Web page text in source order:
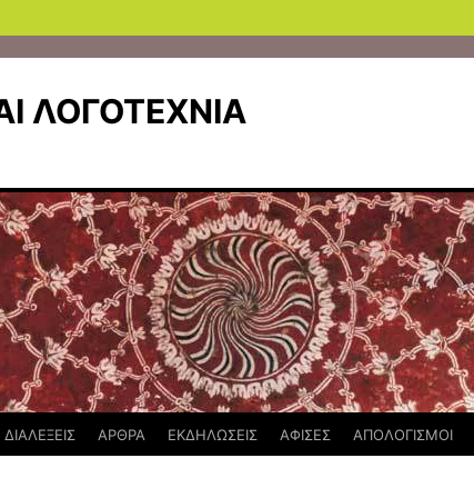
ΛΟΓΟΤΕΧΝΙΑ
ΔΙΑΛΕΞΕΙΣ ΑΡΘΡΑ ΕΚΔΗΛΩΣΕΙΣ ΑΦΙΣΕΣ ΑΠΟΛΟΓΙΣΜΟΙ